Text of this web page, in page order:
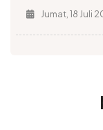
Jumat, 18 Juli